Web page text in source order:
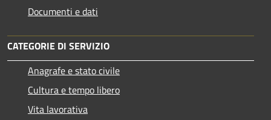
Documenti e dati
CATEGORIE DI SERVIZIO
Anagrafe e stato civile
Cultura e tempo libero
Vita lavorativa